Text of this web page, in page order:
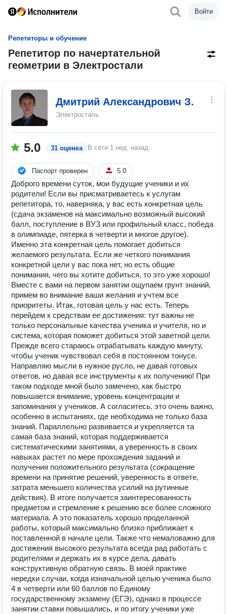
Войти
Репетиторы и обучение
Репетитор по начертательной
геометрии в Электростали
Дмитрий Александрович З.
Электросталь
5.0 31 оценка В сети 1 нед. назад
Паспорт проверен 5.0
Доброго времени суток, мои будущие ученики и их
родители! Если вы присматриваетесь к услугам
репетитора, то, наверняка, у вас есть конкретная цель
(сдача экзаменов на максимально возможный высокий
балл, поступление в ВУЗ или профильный класс, победа
в олимпиаде, пятерка в четверти и многое другое).
Именно эта конкретная цель помогает добиться
желаемого результата. Если же четкого понимания
конкретной цели у вас пока нет, но есть общие
понимания, чего вы хотите добиться, то это уже хорошо!
Вместе с вами на первом занятии ощупаем грунт знаний,
примем во внимание ваши желания и учтем все
приоритеты. Итак, готовая цель у нас есть. Теперь
перейдем к средствам ее достижения: тут важны не
только персональные качества ученика и учителя, но и
система, которая поможет добиться этой заветной цели.
Прежде всего стараюсь отрабатывать каждую минуту,
чтобы ученик чувствовал себя в постоянном тонусе.
Направляю мысли в нужное русло, не давая готовых
ответов, но давая все инструменты к их получению! При
таком подходе мной было замечено, как быстро
повышается внимание, уровень концентрации и
запоминания у учеников. А согласитесь, это очень важно,
особенно в испытаниях, где необходима не только база
знаний. Параллельно развивается и укрепляется та
самая база знаний, которая поддерживается
систематическими занятиями, а уверенность в своих
навыках растет по мере прохождения заданий и
получения положительного результата (сокращение
времени на принятие решений, уверенность в ответе,
затрата меньшего количества усилий на рутинные
действия). В итоге получается заинтересованность
предметом и стремление к решению все более сложного
материала. А это показатель хорошо проделанной
работы, который максимально близко приближает к
поставленной в начале цели. Также что немаловажно для
достижения высокого результата всегда рад работать с
родителями и держать их в курсе дела, давать
конструктивную обратную связь. В моей практике
нередки случаи, когда изначальной целью ученика было
4 в четверти или 60 баллов по Единому
государственному экзамену (ЕГЭ), однако в процессе
занятии ставки повышались, и по итогу ученики уже